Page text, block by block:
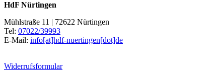
HdF Nürtingen
Mühlstraße 11 | 72622 Nürtingen
Tel: 07022/39993
E-Mail: info[at]hdf-nuertingen[dot]de
Widerrufsformular